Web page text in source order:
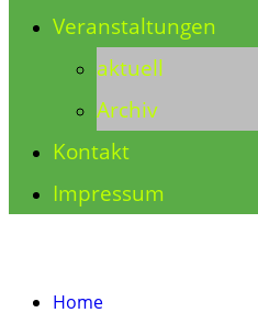
Veranstaltungen
aktuell
Archiv
Kontakt
Impressum
Home